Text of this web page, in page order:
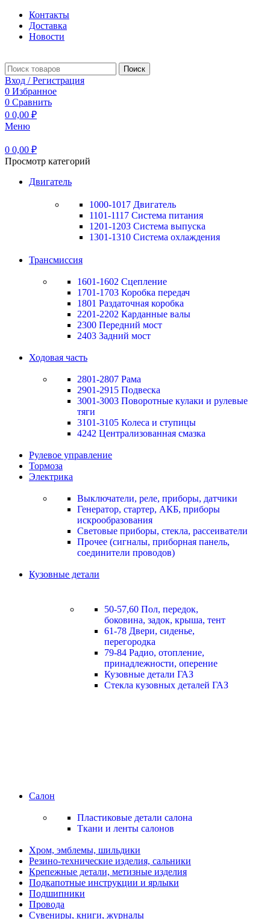
Контакты
Доставка
Новости
Поиск
Вход / Регистрация
0 Избранное
0 Сравнить
0 0,00 ₽
Меню
0 0,00 ₽
Просмотр категорий
Двигатель
1000-1017 Двигатель
1101-1117 Система питания
1201-1203 Система выпуска
1301-1310 Система охлаждения
Трансмиссия
1601-1602 Сцепление
1701-1703 Коробка передач
1801 Раздаточная коробка
2201-2202 Карданные валы
2300 Передний мост
2403 Задний мост
Ходовая часть
2801-2807 Рама
2901-2915 Подвеска
3001-3003 Поворотные кулаки и рулевые
тяги
3101-3105 Колеса и ступицы
4242 Централизованная смазка
Рулевое управление
Тормоза
Электрика
Выключатели, реле, приборы, датчики
Генератор, стартер, АКБ, приборы
искрообразования
Световые приборы, стекла, рассеиватели
Прочее (сигналы, приборная панель,
соединители проводов)
Кузовные детали
50-57,60 Пол, передок,
боковина, задок, крыша, тент
61-78 Двери, сиденье,
перегородка
79-84 Радио, отопление,
принадлежности, оперение
Кузовные детали ГАЗ
Стекла кузовных деталей ГАЗ
Салон
Пластиковые детали салона
Ткани и ленты салонов
Хром, эмблемы, шильдики
Резино-технические изделия, сальники
Крепежные детали, метизные изделия
Подкапотные инструкции и ярлыки
Подшипники
Провода
Сувениры, книги, журналы